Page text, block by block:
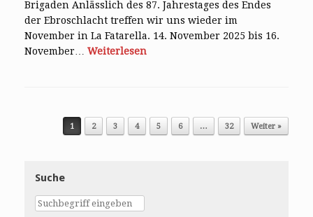
Brigaden Anlässlich des 87. Jahrestages des Endes
der Ebroschlacht treffen wir uns wieder im
November in La Fatarella. 14. November 2025 bis 16.
November… Weiterlesen
Post navigation
1 2 3 4 5 6 … 32 Weiter »
Suche